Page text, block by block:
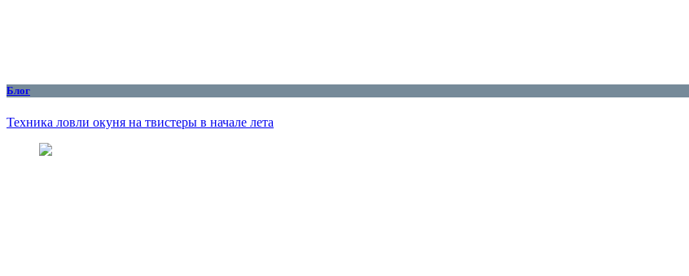
Блог
Техника ловли окуня на твистеры в начале лета